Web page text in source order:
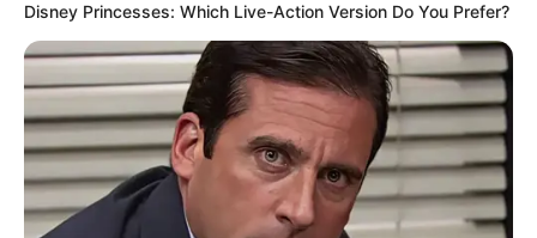
Disney Princesses: Which Live-Action Version Do You Prefer?